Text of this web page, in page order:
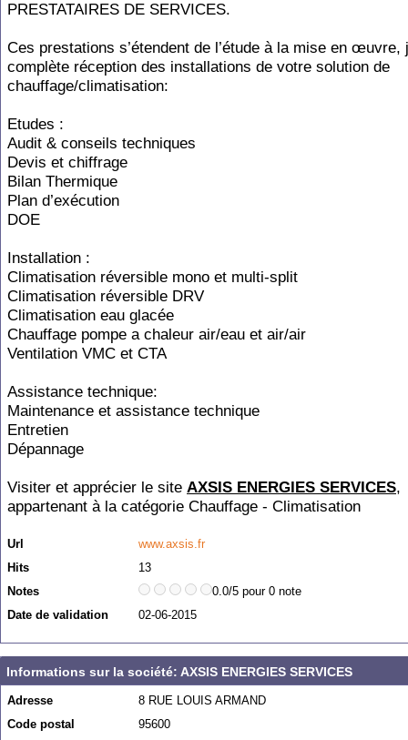
PRESTATAIRES DE SERVICES.
Ces prestations s’étendent de l’étude à la mise en œuvre,
complète réception des installations de votre solution de
chauffage/climatisation:
Etudes :
Audit & conseils techniques
Devis et chiffrage
Bilan Thermique
Plan d’exécution
DOE
Installation :
Climatisation réversible mono et multi-split
Climatisation réversible DRV
Climatisation eau glacée
Chauffage pompe a chaleur air/eau et air/air
Ventilation VMC et CTA
Assistance technique:
Maintenance et assistance technique
Entretien
Dépannage
Visiter et apprécier le site AXSIS ENERGIES SERVICES,
appartenant à la catégorie Chauffage - Climatisation
Url
www.axsis.fr
Hits
13
Notes
0.0/5 pour 0 note
Date de validation
02-06-2015
Informations sur la société: AXSIS ENERGIES SERVICES
Adresse
8 RUE LOUIS ARMAND
Code postal
95600